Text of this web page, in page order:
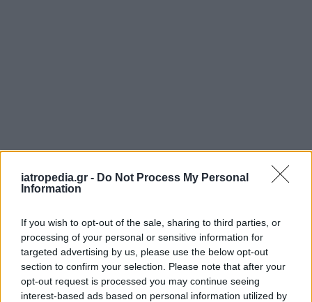
iatropedia.gr - Do Not Process My Personal
Information
If you wish to opt-out of the sale, sharing to third parties, or
processing of your personal or sensitive information for
targeted advertising by us, please use the below opt-out
section to confirm your selection. Please note that after your
opt-out request is processed you may continue seeing
interest-based ads based on personal information utilized by